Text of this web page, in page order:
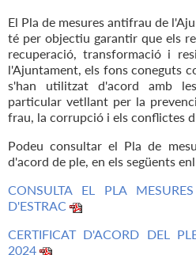
El Pla de mesures antifrau de
té per objectiu garantir que els
recuperació, transformació i
l'Ajuntament, els fons coneguts
s'han utilitzat d'acord amb
particular vetllant per la
frau, la corrupció i els conflictes
Podeu consultar el Pla de
d'acord de ple, en els següents
CONSULTA EL PLA
D'ESTRAC
CERTIFICAT D'ACORD DEL
2024